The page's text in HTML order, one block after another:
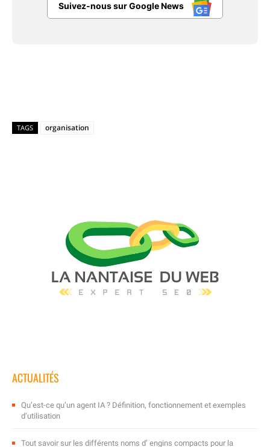
Suivez-nous sur Google News
TAGS organisation
ACTUALITÉS
Qu’est-ce qu’un agent IA ? Définition, fonctionnement et exemples
d’utilisation
Tout savoir sur les différents noms d’ engins compacts pour la